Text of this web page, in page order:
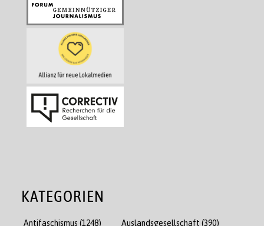
KATEGORIEN
Antifaschismus (1248) Auslandsgesellschaft (390)